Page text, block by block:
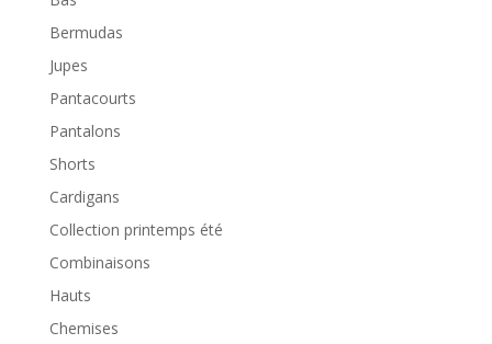
Bermudas
Jupes
Pantacourts
Pantalons
Shorts
Cardigans
Collection printemps été
Combinaisons
Hauts
Chemises